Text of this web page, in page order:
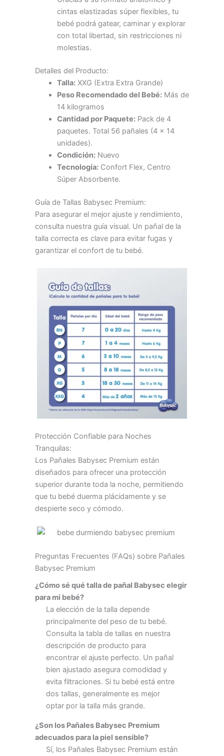
cintas elastizadas súper flexibles, tu
bebé podrá gatear, caminar y explorar
con total libertad, sin restricciones ni
molestias.
Detalles del Producto:
Talla:XXG (Extra Extra Grande)
Peso Recomendado del Bebé:Más de
14 kilogramos
Cantidad por Paquete:Pack de 4
paquetes. Total 56 pañales (4 x 14
unidades).
Condición:Nuevo
Tecnología:Confort Flex, Centro
Súper Absorbente.
Guía de Tallas Babysec Premium:
Para asegurar el mejor ajuste y rendimiento,
consulta nuestra guía visual. Un pañal de la
talla correcta es clave para evitar fugas y
garantizar el confort de tu bebé.
Protección Confiable para Noches
Tranquilas:
Los Pañales Babysec Premium están
diseñados para ofrecer una protección
superior durante toda la noche, permitiendo
que tu bebé duerma plácidamente y se
despierte seco y cómodo.
Preguntas Frecuentes (FAQs) sobre Pañales
Babysec Premium
¿Cómo sé qué talla de pañal Babysec elegir
para mi bebé?
La elección de la talla depende
principalmente del peso de tu bebé.
Consulta la tabla de tallas en nuestra
descripción de producto para
encontrar el ajuste perfecto. Un pañal
bien ajustado asegura comodidad y
evita filtraciones. Si tu bebé está entre
dos tallas, generalmente es mejor
optar por la talla más grande.
¿Son los Pañales Babysec Premium
adecuados para la piel sensible?
Sí, los Pañales Babysec Premium están